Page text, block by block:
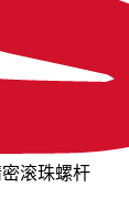
滚珠螺杆